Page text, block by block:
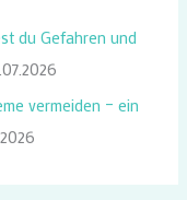
du Gefahren und
vermeiden – ein